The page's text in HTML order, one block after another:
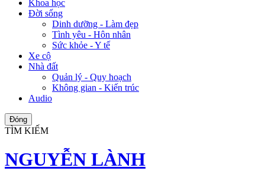
Khoa học
Đời sống
Dinh dưỡng - Làm đẹp
Tình yêu - Hôn nhân
Sức khỏe - Y tế
Xe cộ
Nhà đất
Quản lý - Quy hoạch
Không gian - Kiến trúc
Audio
Đóng
TÌM KIẾM
NGUYỄN LÀNH